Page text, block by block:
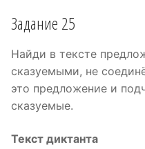
Задание 25
Найди в тексте
сказуемыми, не
это предложение и
сказуемые.
Текст диктанта